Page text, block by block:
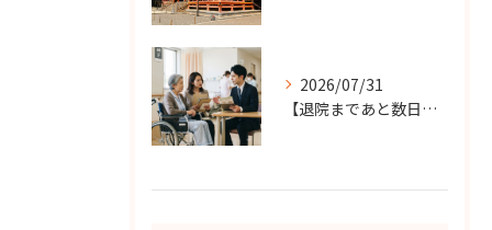
2026/07/31
【退院まであと数日…】老人ホーム探しを急ぐケースで大切なこと...